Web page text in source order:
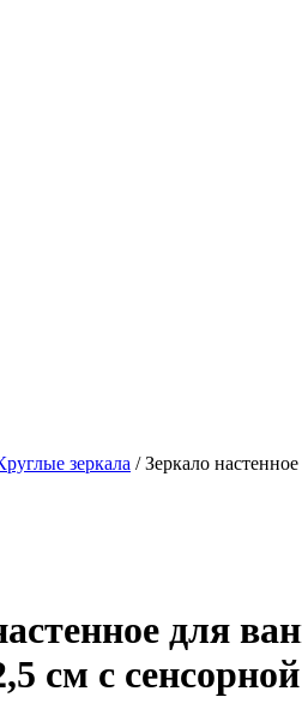
зеркала / Зеркало
для
см с